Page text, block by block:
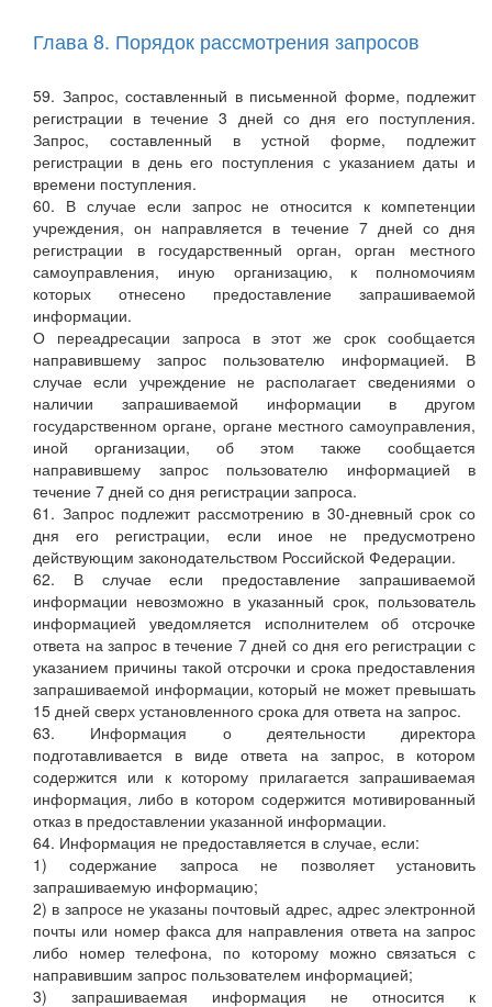
Глава 8. Порядок рассмотрения запросов
59. Запрос, составленный в письменной форме, подлежит
регистрации в течение 3 дней со дня его поступления.
Запрос, составленный в устной форме, подлежит
регистрации в день его поступления с указанием даты и
времени поступления.
60. В случае если запрос не относится к компетенции
учреждения, он направляется в течение 7 дней со дня
регистрации в государственный орган, орган местного
самоуправления, иную организацию, к полномочиям
которых отнесено предоставление запрашиваемой
информации.
О переадресации запроса в этот же срок сообщается
направившему запрос пользователю информацией. В
случае если учреждение не располагает сведениями о
наличии запрашиваемой информации в другом
государственном органе, органе местного самоуправления,
иной организации, об этом также сообщается
направившему запрос пользователю информацией в
течение 7 дней со дня регистрации запроса.
61. Запрос подлежит рассмотрению в 30-дневный срок со
дня его регистрации, если иное не предусмотрено
действующим законодательством Российской Федерации.
62. В случае если предоставление запрашиваемой
информации невозможно в указанный срок, пользователь
информацией уведомляется исполнителем об отсрочке
ответа на запрос в течение 7 дней со дня его регистрации с
указанием причины такой отсрочки и срока предоставления
запрашиваемой информации, который не может превышать
15 дней сверх установленного срока для ответа на запрос.
63. Информация о деятельности директора
подготавливается в виде ответа на запрос, в котором
содержится или к которому прилагается запрашиваемая
информация, либо в котором содержится мотивированный
отказ в предоставлении указанной информации.
64. Информация не предоставляется в случае, если:
1) содержание запроса не позволяет установить
запрашиваемую информацию;
2) в запросе не указаны почтовый адрес, адрес электронной
почты или номер факса для направления ответа на запрос
либо номер телефона, по которому можно связаться с
направившим запрос пользователем информацией;
3) запрашиваемая информация не относится к